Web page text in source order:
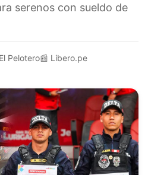
serenos con sueldo de
El Pelotero📰 Libero.pe